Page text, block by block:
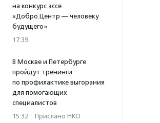
на конкурс эссе
«Добро.Центр — человеку
будущего»
17:39
В Москве и Петербурге
пройдут тренинги
по профилактике выгорания
для помогающих
специалистов
15:32 · Прислано НКО